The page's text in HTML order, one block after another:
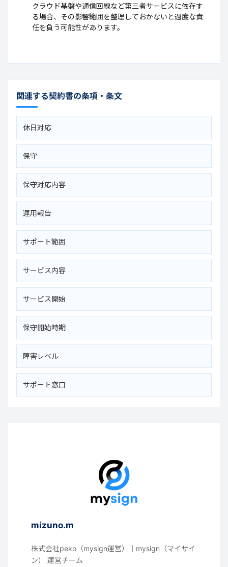
クラウド基盤や通信回線など第三者サービスに依存す
る場合、その影響範囲を整理しておかないと過度な責
任を負う可能性があります。
関連する契約書の条項・条文
休日対応
保守
保守対応内容
運用報告
サポート範囲
サービス内容
サービス開始
保守開始時期
障害レベル
サポート窓口
mizuno.m
株式会社peko（mysign運営）｜mysign（マイサイ
ン） 運営チーム